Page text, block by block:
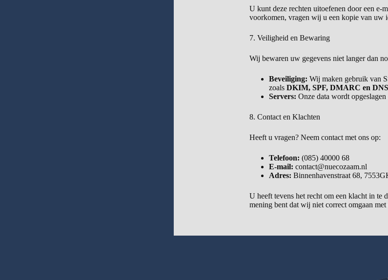
U kunt deze rechten uitoefenen door een e-
voorkomen, vragen wij u een kopie van uw
7. Veiligheid en Bewaring
Wij bewaren uw gegevens niet langer dan
Beveiliging: Wij maken gebruik van
zoalsDKIM, SPF, DMARC en
Servers: Onze data wordt
8. Contact en Klachten
Heeft u vragen? Neem contact met ons op:
Telefoon: (085) 40000 68
E-mail: contact@nuecozaam.nl
Adres: Binnenhavenstraat 68,
U heeft tevens het recht om een klacht in te
mening bent dat wij niet correct omgaan